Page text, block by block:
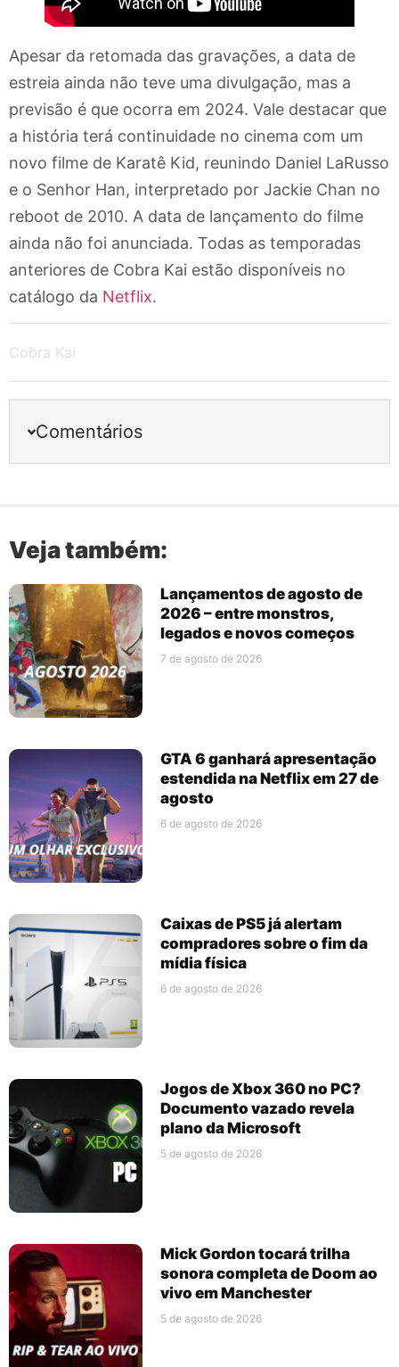
Apesar da retomada das gravações, a data de
estreia ainda não teve uma divulgação, mas a
previsão é que ocorra em 2024. Vale destacar que
a história terá continuidade no cinema com um
novo filme de Karatê Kid, reunindo Daniel LaRusso
e o Senhor Han, interpretado por Jackie Chan no
reboot de 2010. A data de lançamento do filme
ainda não foi anunciada. Todas as temporadas
anteriores de Cobra Kai estão disponíveis no
catálogo da Netflix.
Cobra Kai
Comentários
Veja também:
Lançamentos de agosto de
2026 – entre monstros,
legados e novos começos
7 de agosto de 2026
GTA 6 ganhará apresentação
estendida na Netflix em 27 de
agosto
6 de agosto de 2026
Caixas de PS5 já alertam
compradores sobre o fim da
mídia física
6 de agosto de 2026
Jogos de Xbox 360 no PC?
Documento vazado revela
plano da Microsoft
5 de agosto de 2026
Mick Gordon tocará trilha
sonora completa de Doom ao
vivo em Manchester
5 de agosto de 2026